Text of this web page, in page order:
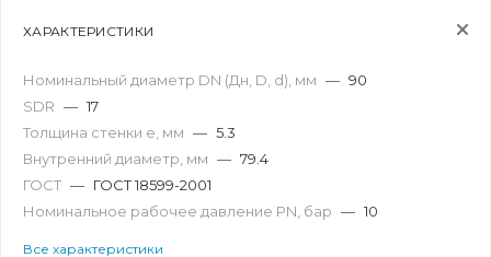
ХАРАКТЕРИСТИКИ
Номинальный диаметр DN (Дн, D, d), мм — 90
SDR — 17
Толщина стенки e, мм — 5.3
Внутренний диаметр, мм — 79.4
ГОСТ — ГОСТ 18599-2001
Номинальное рабочее давление PN, бар — 10
Все характеристики